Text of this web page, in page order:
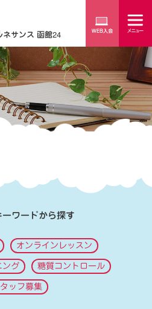
ネサンス 函館24
ーワードから探す
オンラインレッスン
ング 糖質コントロール
ッフ募集